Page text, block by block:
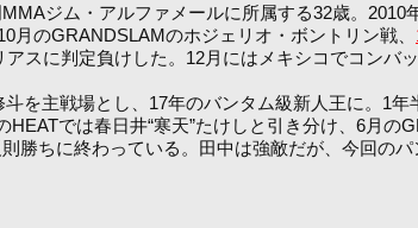
ジム・アルファメールに所属する32歳。
月のGRANDSLAMのホジェリオ・ボントリン戦、
アスに判定負けした。12月にはメキシコでコンバ
を主戦場とし、17年のバンタム級新人王に。1
では春日井“寒天”たけしと引き分け、6月の
勝ちに終わっている。田中は強敵だが、今回の